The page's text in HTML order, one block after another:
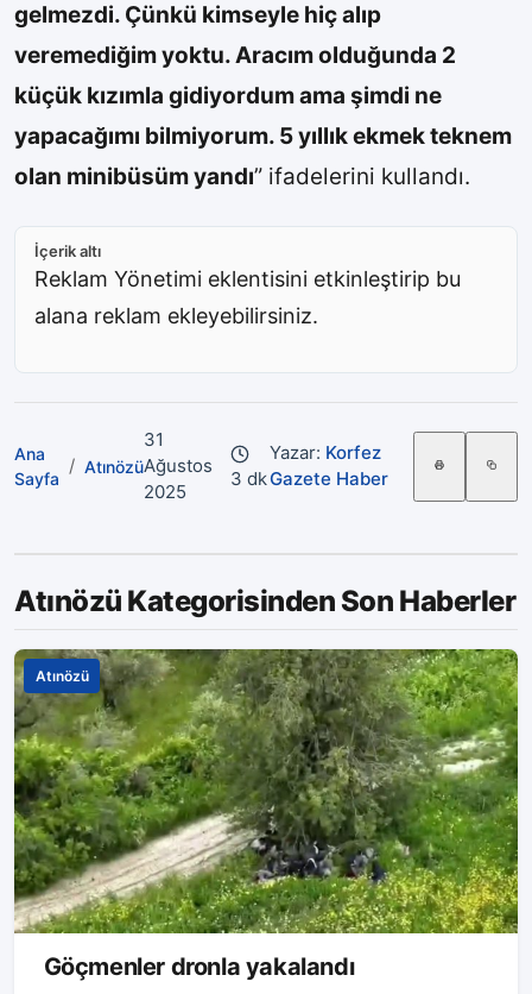
gelmezdi. Çünkü kimseyle hiç alıp
veremediğim yoktu. Aracım olduğunda 2
küçük kızımla gidiyordum ama şimdi ne
yapacağımı bilmiyorum. 5 yıllık ekmek teknem
olan minibüsüm yandı” ifadelerini kullandı.
İçerik altı
Reklam Yönetimi eklentisini etkinleştirip bu
alana reklam ekleyebilirsiniz.
Ana
Sayfa
/ Atınözü
31
Ağustos
2025
3 dk
Yazar: Korfez
Gazete Haber
Atınözü Kategorisinden Son Haberler
Atınözü
Göçmenler dronla yakalandı